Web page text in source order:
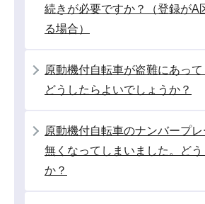
続きが必要ですか？（登録がA
る場合）
原動機付自転車が盗難にあって
どうしたらよいでしょうか？
原動機付自転車のナンバープ
無くなってしまいました。ど
か？